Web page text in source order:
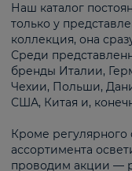
Наш каталог
только у
коллекция, она
Среди
бренды Италии,
Чехии, Польши,
США, Китая и,
Кроме
ассортимента
проводим акции —